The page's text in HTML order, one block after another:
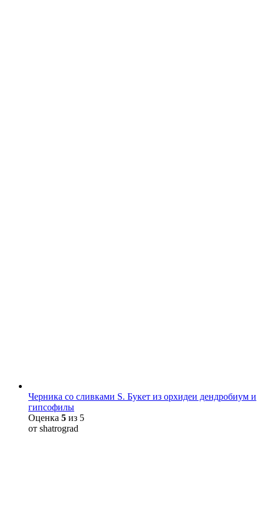
Черника со сливками S. Букет из орхидеи дендробиум и
гипсофилы
Оценка 5 из 5
от shatrograd